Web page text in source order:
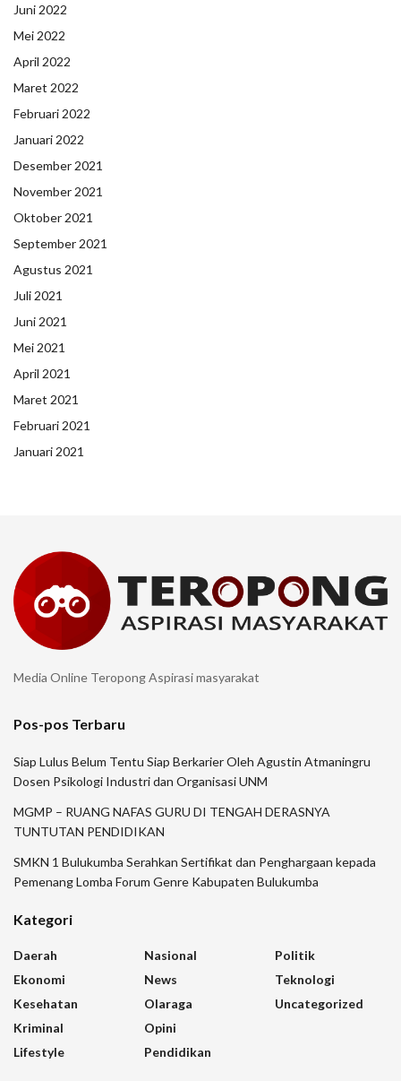
Juni 2022
Mei 2022
April 2022
Maret 2022
Februari 2022
Januari 2022
Desember 2021
November 2021
Oktober 2021
September 2021
Agustus 2021
Juli 2021
Juni 2021
Mei 2021
April 2021
Maret 2021
Februari 2021
Januari 2021
Media Online Teropong Aspirasi masyarakat
Pos-pos Terbaru
Siap Lulus Belum Tentu Siap Berkarier Oleh Agustin Atmaningru
Dosen Psikologi Industri dan Organisasi UNM
MGMP – RUANG NAFAS GURU DI TENGAH DERASNYA
TUNTUTAN PENDIDIKAN
SMKN 1 Bulukumba Serahkan Sertifikat dan Penghargaan kepada
Pemenang Lomba Forum Genre Kabupaten Bulukumba
Kategori
Daerah
Ekonomi
Kesehatan
Kriminal
Lifestyle
Nasional
News
Olaraga
Opini
Pendidikan
Politik
Teknologi
Uncategorized